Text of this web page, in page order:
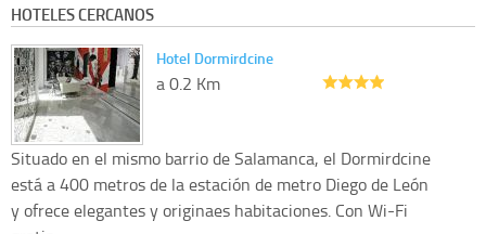
HOTELES CERCANOS
Hotel Dormirdcine
a 0.2 Km
Situado en el mismo barrio de Salamanca, el Dormirdcine
está a 400 metros de la estación de metro Diego de León
y ofrece elegantes y originaes habitaciones. Con Wi-Fi